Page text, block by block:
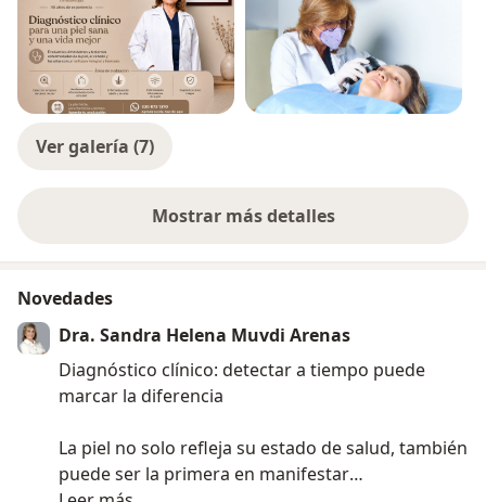
Ver galería (7)
Mostrar más detalles
sobre la experiencia
Novedades
Dra. Sandra Helena Muvdi Arenas
Diagnóstico clínico: detectar a tiempo puede
marcar la diferencia
La piel no solo refleja su estado de salud, también
puede ser la primera en manifestar